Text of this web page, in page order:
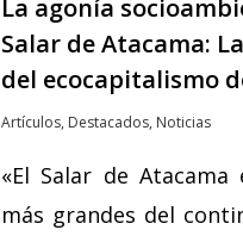
La agonía
Salar de Atacama:
del ecocapitalismo
Artículos, Destacados, Noticias
«El Salar de
más grandes del